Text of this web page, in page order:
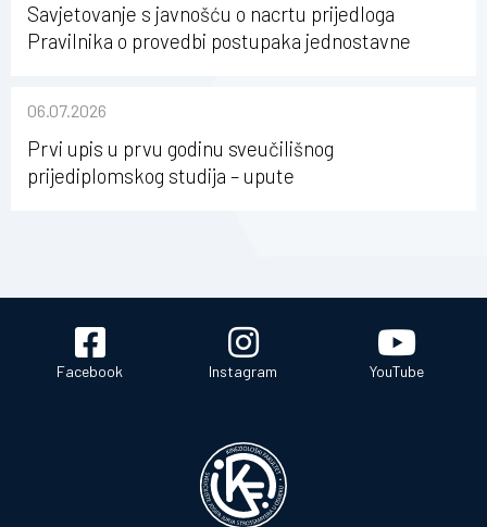
Savjetovanje s javnošću o nacrtu prijedloga
Pravilnika o provedbi postupaka jednostavne
Osijeku
06.07.2026
Prvi upis u prvu godinu sveučilišnog
prijediplomskog studija – upute
Facebook Instagram YouTube